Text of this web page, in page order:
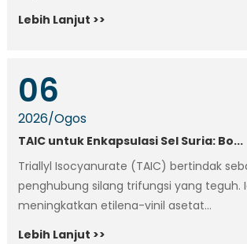
Lebih Lanjut >>
06
2026/Ogos
TAIC untuk Enkapsulasi Sel Suria: Bo...
Triallyl Isocyanurate (TAIC) bertindak
penghubung silang trifungsi yang teguh.
meningkatkan etilena-vinil asetat...
Lebih Lanjut >>